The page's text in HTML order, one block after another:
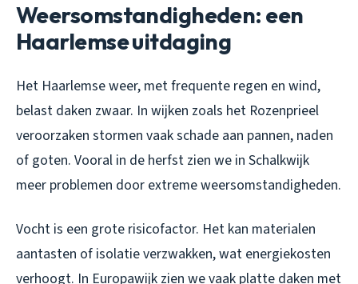
Weersomstandigheden: een
Haarlemse uitdaging
Het Haarlemse weer, met frequente regen en wind,
belast daken zwaar. In wijken zoals het Rozenprieel
veroorzaken stormen vaak schade aan pannen, naden
of goten. Vooral in de herfst zien we in Schalkwijk
meer problemen door extreme weersomstandigheden.
Vocht is een grote risicofactor. Het kan materialen
aantasten of isolatie verzwakken, wat energiekosten
verhoogt. In Europawijk zien we vaak platte daken met